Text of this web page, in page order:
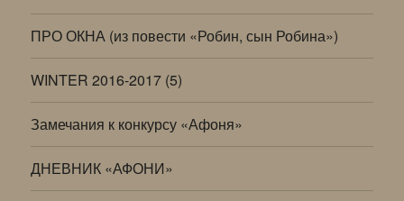
ПРО ОКНА (из повести «Робин, сын Робина»)
WINTER 2016-2017 (5)
Замечания к конкурсу «Афоня»
ДНЕВНИК «АФОНИ»